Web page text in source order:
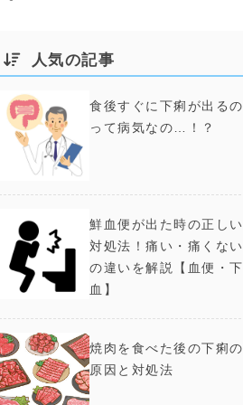
人気の記事
食後すぐに下痢が出るの
って病気なの…！？
鮮血便が出た時の正しい
対処法！痛い・痛くない
の違いを解説【血便・下
血】
焼肉を食べた後の下痢の
原因と対処法